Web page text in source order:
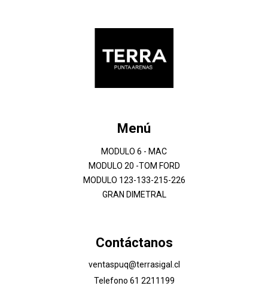
Menú
MODULO 6 - MAC
MODULO 20 -TOM FORD
MODULO 123-133-215-226
GRAN DIMETRAL
Contáctanos
ventaspuq@terrasigal.cl
Telefono 61 2211199